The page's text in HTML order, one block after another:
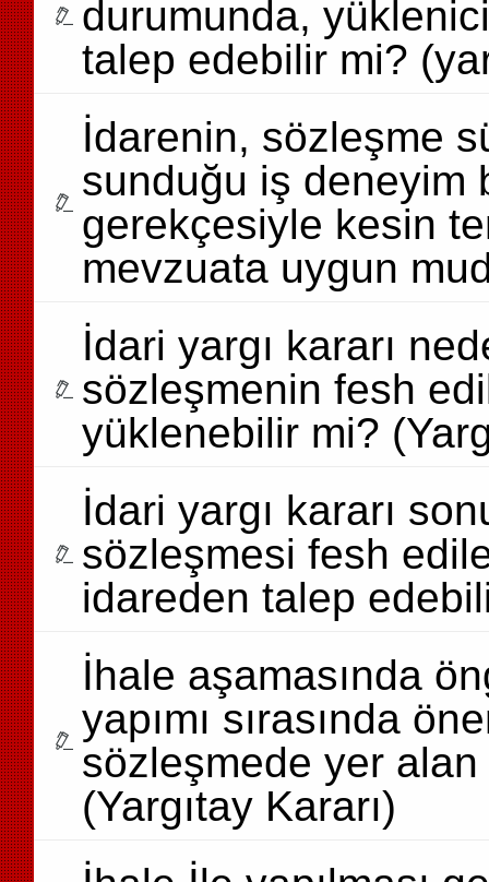
durumunda,
talep edebilir mi?
İdarenin, sözleşme
sunduğu iş deneyim
gerekçesiyle kesin
mevzuata uygun
İdari yargı kararı
sözleşmenin fesh
yüklenebilir mi?
İdari yargı kararı
sözleşmesi fesh
idareden talep
İhale aşamasında
yapımı sırasında
sözleşmede yer alan
(Yargıtay Kararı)